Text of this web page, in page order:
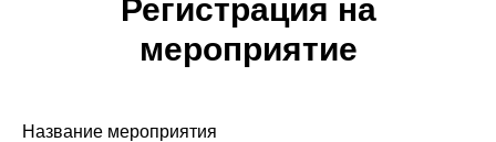
Регистрация на
мероприятие
Название мероприятия